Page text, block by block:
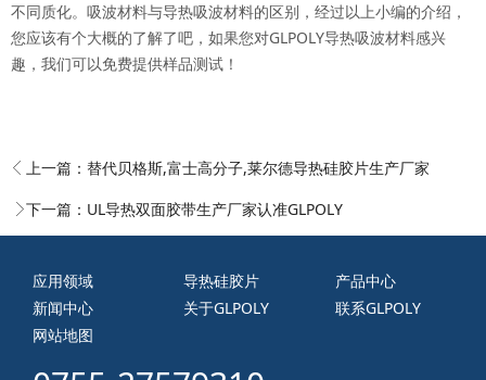
不同质化。吸波材料与导热吸波材料的区别，经过以上小编的介绍，
您应该有个大概的了解了吧，如果您对GLPOLY导热吸波材料感兴
趣，我们可以免费提供样品测试！
上一篇： 替代贝格斯,富士高分子,莱尔德导热硅胶片生产厂家
下一篇： UL导热双面胶带生产厂家认准GLPOLY
应用领域 导热硅胶片
产品中心
新闻中心
关于GLPOLY
联系GLPOLY
网站地图